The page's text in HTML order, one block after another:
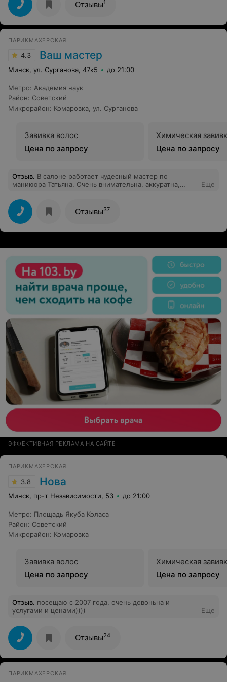
Отзывы1
ПАРИКМАХЕРСКАЯ
4.3 Ваш мастер
Минск, ул. Сурганова, 47к5 до 21:00
Метро: Академия наук
Район: Советский
Микрорайон: Комаровка ул. Сурганова
Завивка волос
Цена по запросу
Химическая
Цена по запросу
Отзыв. В салоне работает чудесный мастер по
маникюра Татьяна. Очень внимательна, аккуратна,
советов по уходу за руками и ногтями. Очень приятна в
общении. Два часа в её обществе пробегают приятно и
незаметно. И результат её работы вполне симпатичен
:)
Еще
Отзывы37
ЭФФЕКТИВНАЯ РЕКЛАМА НА САЙТЕ
ПАРИКМАХЕРСКАЯ
3.8 Нова
Минск, пр-т Независимости, 53 до 21:00
Метро: Площадь Якуба Коласа
Район: Советский
Микрорайон: Комаровка
Завивка волос
Цена по запросу
Химическая
Цена по запросу
Отзыв. посещаю с 2007 года, очень довоньна и
услугами и ценами))))
Еще
Отзывы24
ПАРИКМАХЕРСКАЯ